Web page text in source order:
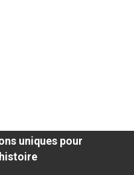
uniques pour